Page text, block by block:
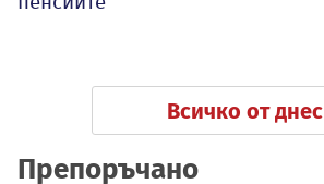
Всичко от днес
Препоръчано